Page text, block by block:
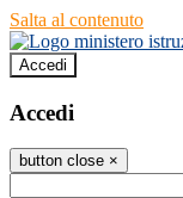
Salta al contenuto
Accedi
Accedi
button close ×